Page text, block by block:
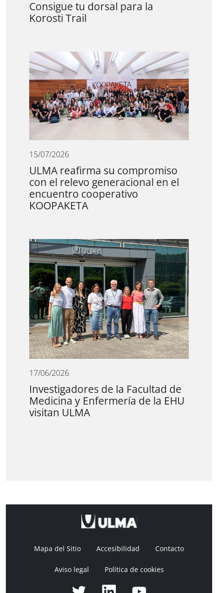
Consigue tu dorsal para la
Korosti Trail
15/07/2026
ULMA reafirma su compromiso
con el relevo generacional en el
encuentro cooperativo
KOOPAKETA
17/06/2026
Investigadores de la Facultad de
Medicina y Enfermería de la EHU
visitan ULMA
Mapa del Sitio Accesibilidad Contacto
Aviso legal Política de cookies